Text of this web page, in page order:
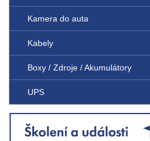
Kamera do auta
Kabely
Boxy / Zdroje / Akumulátory
UPS